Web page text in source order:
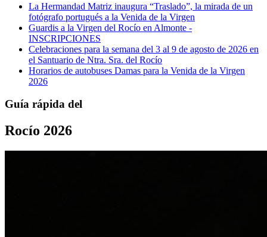
La Hermandad Matriz inaugura “Traslado”, la mirada de un
fotógrafo portugués a la Venida de la Virgen
Guardis a la Virgen del Rocío en Almonte -
INSCRIPCIONES
Celebraciones para la semana del 3 al 9 de agosto de 2026 en
el Santuario de Ntra. Sra. del Rocío
Horarios de autobuses Damas para la Venida de la Virgen
2026
Guía rápida del
Rocío 2026